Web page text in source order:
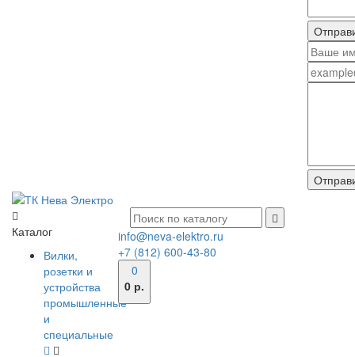
Каталог
Вилки,
розетки и
устройства
промышленные
и
специальные
info@neva-elektro.ru
+7 (812) 600-43-80
0
0 р.